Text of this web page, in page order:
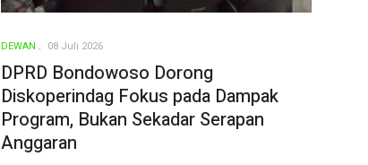
DEWAN 08 Juli 2026
DPRD Bondowoso Dorong
Diskoperindag Fokus pada Dampak
Program, Bukan Sekadar Serapan
Anggaran